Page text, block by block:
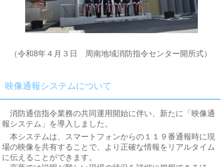
（令和8年４月３日 周南地域消防指令センター開所式）
映像通報システムについて
消防通信指令業務の共同運用開始に伴い、新たに「映像通
報システム」を導入しました。
本システムは、スマートフォンからの１１９番通報時に現
場の映像を共有することで、より正確な情報をリアルタイム
に伝えることができます。